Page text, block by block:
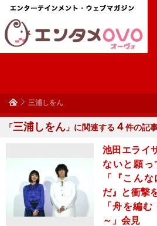
三浦しをん
「三浦しをん 」に関連する ４件の記
池田エライ
ないと願
「『こん
だ』と衝撃
「舟を編
～」会見